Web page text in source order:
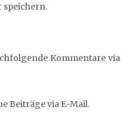
speichern.
Kommentare via
Beiträge via E-Mail.